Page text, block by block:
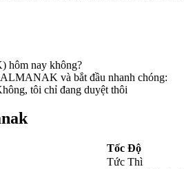
quý và hàng hóa
hôm nay không?
và bắt đầu nhanh chóng:
tôi chỉ đang duyệt thôi
Tốc Độ
Tức Thì